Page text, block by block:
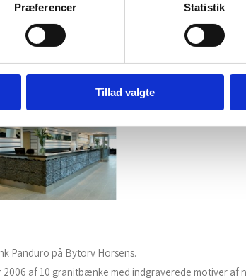
Præferencer Statistik
Tillad valgte
siden graveret på for- og bagside. Kunstner
med vandringe af Laila Westergaard.
Panduro på Bytorv Horsens.
af 10 granitbænke med indgraverede motiver af